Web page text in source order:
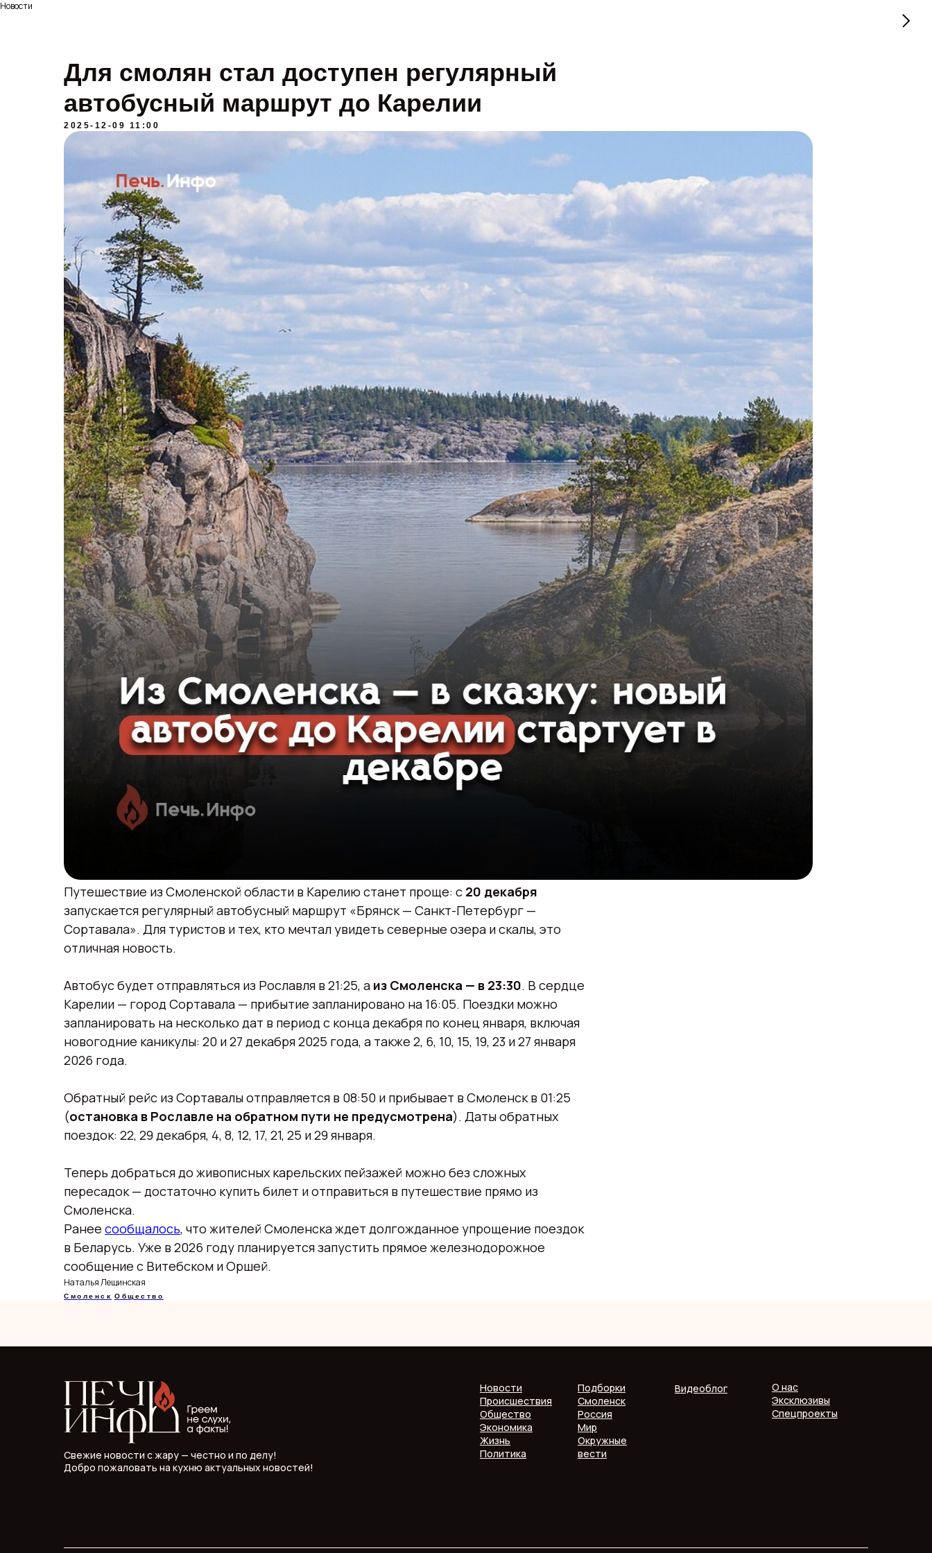
Новости
Для смолян стал доступен регулярный
автобусный маршрут до Карелии
2025-12-09 11:00
Путешествие из Смоленской области в Карелию станет проще: с 20 декабря
запускается регулярный автобусный маршрут «Брянск — Санкт-Петербург —
Сортавала». Для туристов и тех, кто мечтал увидеть северные озера и скалы, это
отличная новость.
Автобус будет отправляться из Рославля в 21:25, а из Смоленска — в 23:30. В сердце
Карелии — город Сортавала — прибытие запланировано на 16:05. Поездки можно
запланировать на несколько дат в период с конца декабря по конец января, включая
новогодние каникулы: 20 и 27 декабря 2025 года, а также 2, 6, 10, 15, 19, 23 и 27 января
2026 года.
Обратный рейс из Сортавалы отправляется в 08:50 и прибывает в Смоленск в 01:25
(остановка в Рославле на обратном пути не предусмотрена). Даты обратных
поездок: 22, 29 декабря, 4, 8, 12, 17, 21, 25 и 29 января.
Теперь добраться до живописных карельских пейзажей можно без сложных
пересадок — достаточно купить билет и отправиться в путешествие прямо из
Смоленска.
Ранее сообщалось, что жителей Смоленска ждет долгожданное упрощение поездок
в Беларусь. Уже в 2026 году планируется запустить прямое железнодорожное
сообщение с Витебском и Оршей.
Наталья Лещинская
Смоленск Общество
Свежие новости с жару — честно и по делу!
Добро пожаловать на кухню актуальных новостей!
Новости
Происшествия
Общество
Экономика
Жизнь
Политика
Подборки
Смоленск
Россия
Мир
Окружные
вести
Видеоблог
О нас
Эксклюзивы
Спецпроекты